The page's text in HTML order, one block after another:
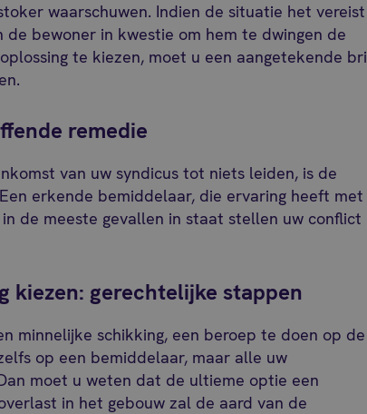
waarschuwen. Indien de situatie het vereist
bewoner in kwestie om hem te dwingen de
te kiezen, moet u een aangetekende
remedie
van uw syndicus tot niets leiden, is de
erkende bemiddelaar, die ervaring heeft met
de meeste gevallen in staat stellen uw conflict
kiezen: gerechtelijke stappen
minnelijke schikking, een beroep te doen op de
op een bemiddelaar, maar alle uw
moet u weten dat de ultieme optie een
in het gebouw zal de aard van de